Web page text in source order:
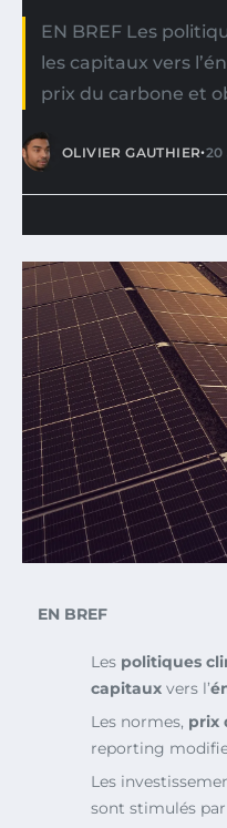
EN BREF Les
les capitaux vers
prix du carbone et
OLIVIER GAUTHIER•20
EN BREF
Les politiques
capitaux vers l’
Les normes, prix
reporting
Les
sont stimulés